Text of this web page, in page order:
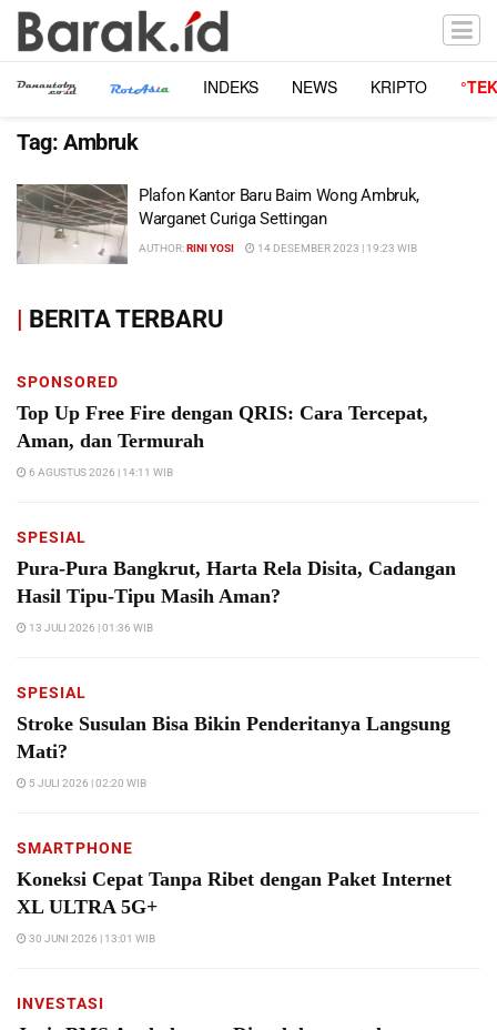
INDEKS NEWS KRIPTO
Tag: Ambruk
Plafon Kantor Baru Baim Wong Ambruk,
Warganet Curiga Settingan
AUTHOR:RINI YOSI 14 DESEMBER 2023 | 19:23 WIB
| BERITA TERBARU
SPONSORED
Top Up Free Fire dengan QRIS: Cara Tercepat,
Aman, dan Termurah
6 AGUSTUS 2026 | 14:11 WIB
SPESIAL
Pura-Pura Bangkrut, Harta Rela Disita, Cadangan
Hasil Tipu-Tipu Masih Aman?
13 JULI 2026 | 01:36 WIB
SPESIAL
Stroke Susulan Bisa Bikin Penderitanya Langsung
Mati?
5 JULI 2026 | 02:20 WIB
SMARTPHONE
Koneksi Cepat Tanpa Ribet dengan Paket Internet
XL ULTRA 5G+
30 JUNI 2026 | 13:01 WIB
INVESTASI